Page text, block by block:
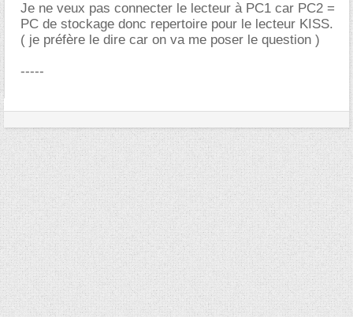
Je ne veux pas connecter le lecteur à PC1 car PC2 =
PC de stockage donc repertoire pour le lecteur KISS.
( je préfère le dire car on va me poser le question )
-----